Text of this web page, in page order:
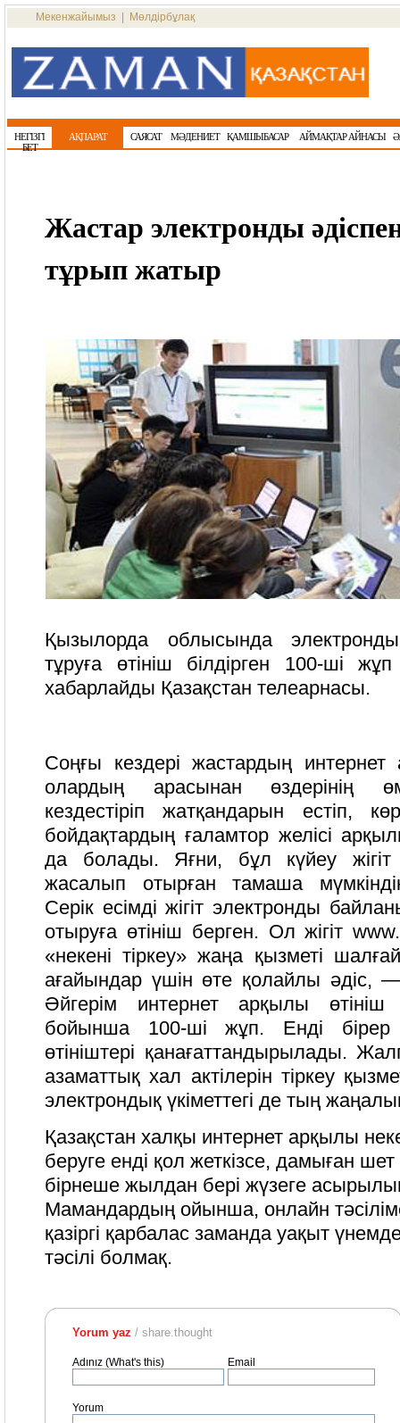
Мекенжайымыз Мөлдірбұлақ
НЕГІЗГІ
БЕТ
АҚПАРАТ САЯСАТ МӘДЕНИЕТ ҚАМШЫБАСАР АЙМАҚТАР АЙНАСЫ
Жастар электронды
тұрып жатыр
Қызылорда облысында
тұруға өтініш білдірген 100-ші
хабарлайды Қазақстан телеарнасы.
Соңғы кездері жастардың
олардың арасынан өздерінің
кездестіріп жатқандарын естіп,
бойдақтардың ғаламтор желісі
да болады. Яғни, бұл күйеу
жасалып отырған тамаша
Серік есімді жігіт электронды
отыруға өтініш берген. Ол жігіт
«некені тіркеу» жаңа қызметі
ағайындар үшін өте қолайлы әдіс,
Әйгерім интернет арқылы өтініш
бойынша 100-ші жұп. Енді бірер
өтініштері қанағаттандырылады.
азаматтық хал актілерін тіркеу
электрондық үкіметтегі де тың
Қазақстан халқы интернет арқылы
беруге енді қол жеткізсе, дамыған
бірнеше жылдан бері жүзеге
Мамандардың ойынша, онлайн
қазіргі қарбалас заманда уақыт
тәсілі болмақ.
Yorum yaz / share.thought
Adınız (What's this) Email
Yorum